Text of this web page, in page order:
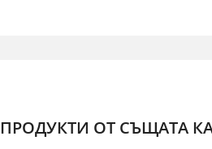
ПРОДУКТИ ОТ СЪЩАТА